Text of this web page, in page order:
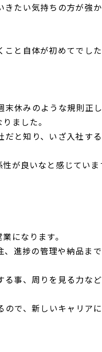
たい気持ちの方が強
と自体が初めてでし
休みのような規則正
ました。
と知り、いざ入社す
が良いなと感じていま
になります。
進捗の管理や納品ま
事、周りを見る力な
で、新しいキャリア